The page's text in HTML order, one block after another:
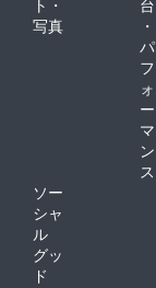
ト・
写真
台
・
パ
フ
ォ
ー
マ
ン
ス
ソー
シャ
ル
グッ
ド